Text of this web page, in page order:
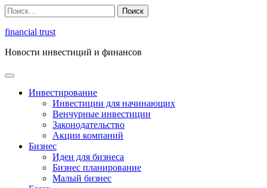
Перейти
к
содержимому
Найти:
financial trust
Новости инвестиций и финансов
Инвестирование
Инвестиции для начинающих
Венчурные инвестиции
Законодательство
Акции компаний
Бизнес
Идеи для бизнеса
Бизнес планирование
Малый бизнес